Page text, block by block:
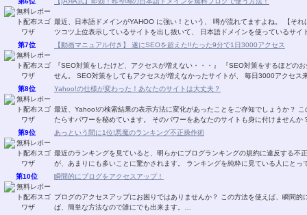
最近、日本語ドメインがYAHOO に強い！という、 噂が流れてますよね。 【それは事実のようです！】 というのは、 ＳＥＯを掛け、コ
ツコツ上位表示しているサイトを出し抜いて、 日本語ドメインを使っている
第7位
【動画マニュアル付き】 遂にSEOを超えた!!たった9分で1日3000アクセス
『SEO対策をしたけど、アクセスが増えない・・・』 『SEO対策をするほどのお金も無い・・・』 もう、こ
せん。 SEO対策をしてもアクセスが増えなかったサイトが、 毎日3000アクセ
第8位
Yahoo!の仕様が変わった！あなたのサイトは大丈夫？
最近、Yahoo!の検索結果の表示方法に変化があったことをご存知でしょうか？ この変化は、ユーザーのクリック誘導に大きな変化をも
第9位 あっという間に1位!悪魔のランキング不正操作術
最近のランキングを見ていると、明らかにブログランキングの規約に違反する不
が、あまりにも多いことに驚かされます。 ランキングを
第10位
瞬間的にブログをアクセスアップ！
ブログのアクセスアップにお困りではありませんか？ この方法を使えば、瞬間的にアクセスがあがります！ 一度、手順を覚えてしまえ
ば、簡単な方法なので誰にでも出来ます。…